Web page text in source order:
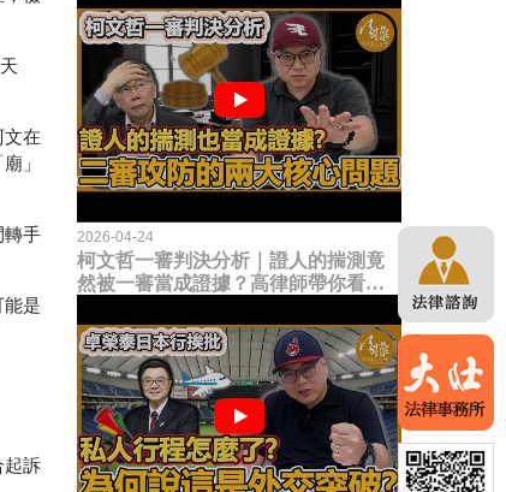
文在
」
轉手
能是
起訴
2026-04-24
柯文哲一審判決分析｜證人的揣測竟
然被一審當成證據？高律師帶你看未